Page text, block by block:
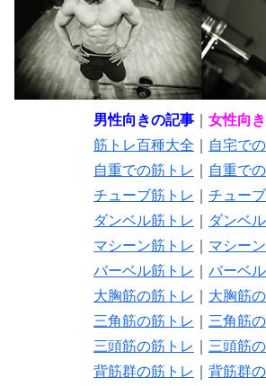
男性向きの記事
女性向
筋トレ百種大全
自宅で
自重での筋トレ
自重で
チューブ筋トレ
チュー
ダンベル筋トレ
ダンベ
マシーン筋トレ
マシー
バーベル筋トレ
バーベ
大胸筋の筋トレ
大胸筋
三角筋の筋トレ
三角筋
三頭筋の筋トレ
三頭筋
背筋群の筋トレ
背筋群